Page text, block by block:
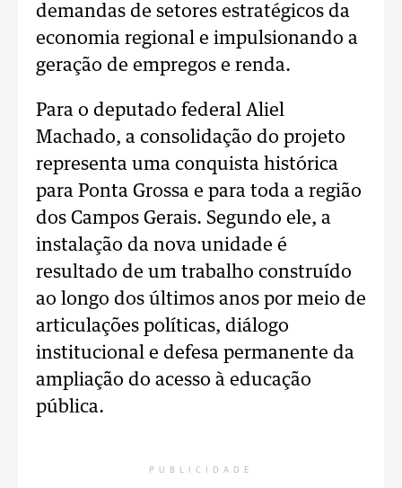
demandas de setores estratégicos da
economia regional e impulsionando a
geração de empregos e renda.
Para o deputado federal Aliel
Machado, a consolidação do projeto
representa uma conquista histórica
para Ponta Grossa e para toda a região
dos Campos Gerais. Segundo ele, a
instalação da nova unidade é
resultado de um trabalho construído
ao longo dos últimos anos por meio de
articulações políticas, diálogo
institucional e defesa permanente da
ampliação do acesso à educação
pública.
PUBLICIDADE